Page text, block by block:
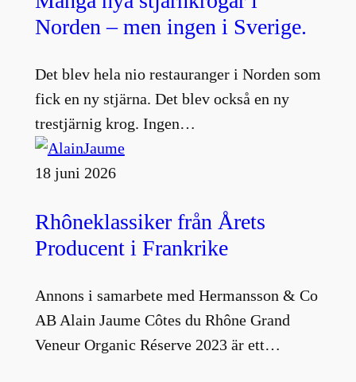
Norden – men ingen i Sverige.
Det blev hela nio restauranger i Norden som
fick en ny stjärna. Det blev också en ny
trestjärnig krog. Ingen…
18 juni 2026
Rhôneklassiker från Årets
Producent i Frankrike
Annons i samarbete med Hermansson & Co
AB Alain Jaume Côtes du Rhône Grand
Veneur Organic Réserve 2023 är ett…